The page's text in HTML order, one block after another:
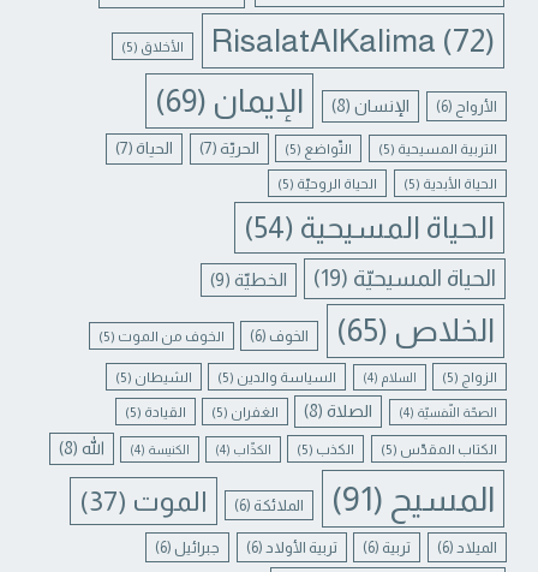
RisalatAlKalima (72) الأخلاق (5)
الأرواح (6) الإنسان(8) الإيمان (69)
التربية المسيحية (5) التّواضع (5) الحريّة (7) الحياة (7)
الحياة الأبدية (5) الحياة الروحيّة (5)
الحياة المسيحية (54)
الحياة المسيحيّة (19) الخطيّة (9)
الخلاص (65) الخوف (6) الخوف من الموت (5)
الزواج (5) السلام (4) السياسة والدين (5) الشيطان (5)
الصحّة النّفسيّة (4) الصلاة(8) الغفران (5) القيادة (5)
الكتاب المقدّس (5) الكذب (5) الكذّاب (4) الكنيسة (4) الله (8)
المسيح (91) الملائكة (6) الموت (37)
الميلاد (6) تربية (6) تربية الأولاد (6) جبرائيل (6)